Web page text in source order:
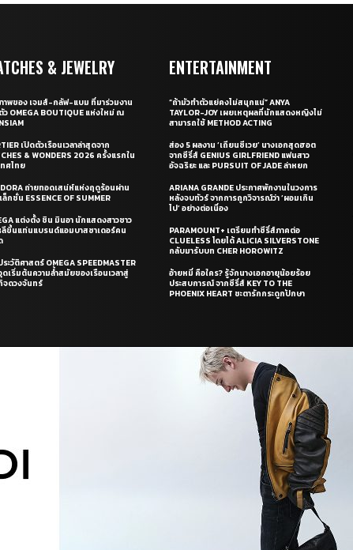
& JEWELRY
าพของ เจมส์-กลัฟ-แบม ที่มาร่วมงาน
ว OMEGA BOUTIQUE แห่งใหม่ ณ
เปิดตัวเรือนเวลาล่าสุดจาก
& WONDERS 2026 ครั้งแรกใน
ทศไทย
ถ่ายทอดเสน่ห์แห่งฤดูร้อนผ่าน
ล็กชั่น ESSENCE OF SUMMER
แต่งตั้ง ชิน มินอา นักแสดงสาวชาว
ลีขึ้นแท่นแบรนด์แอมบาสซาเดอร์คน
ประวัติศาสตร์ OMEGA SPEEDMASTER
ดเริ่มต้นความล้ำสมัยของเรือนเวลาสู่
จดวงจันทร์
ENTERTAINMENT
“ถ้ามัวทำตัวแย่คงไม่สนุกแน่” ANYA
TAYLOR-JOY เผยเหตุผลที่นักแสดงหญิงไม่
สามารถใช้ METHOD ACTING
ส่อง 5 ผลงาน ‘เถียนซีเวย’ นางเอกสุดฮอต
จากซีรี่ส์ GENIUS GIRLFRIEND แฟนสาว
อัจฉริยะ และ PURSUIT OF JADE ล่าหยก
ARIANA GRANDE ประกาศพักงานในวงการ
หลังจบทัวร์ จากการถูกวิจารณ์ว่า ‘ผอมเกิน
ไป’ อย่างต่อเนื่อง
PARAMOUNT+ เตรียมทำซีรี่ส์ภาคต่อ
CLUELESS โดยได้ ALICIA SILVERSTONE
กลับมารับบท CHER HOROWITZ
อ้ายหมี่ คือใคร? รู้จักนางเอกอายุน้อยร้อย
ประสบการณ์ จากซีรี่ส์ KEY TO THE
PHOENIX HEART ชะตารักกระดูกปักษา